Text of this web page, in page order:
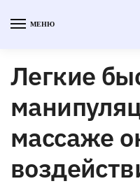
МЕНЮ
Легкие
массаже